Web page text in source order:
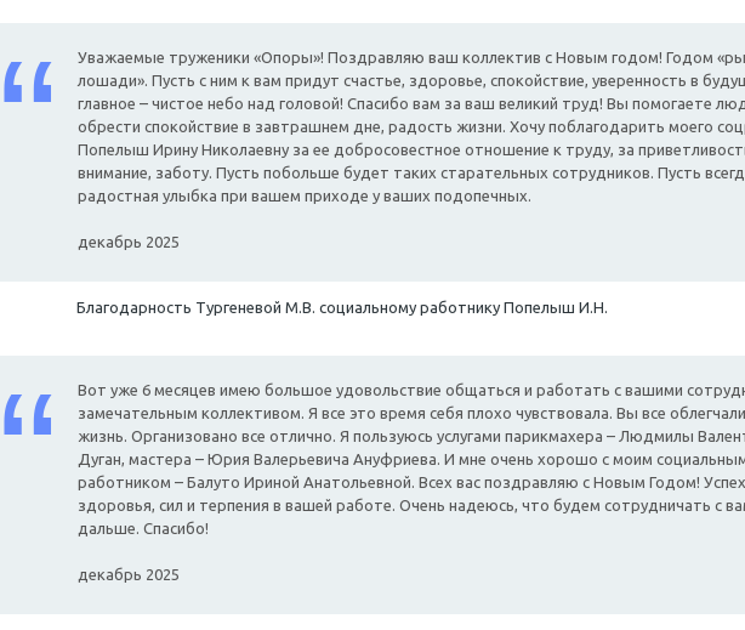
Уважаемые труженики «Опоры»! Поздравляю ваш коллектив с Новым годом! Годом
лошади». Пусть с ним к вам придут счастье, здоровье, спокойствие, уверенность в
главное – чистое небо над головой! Спасибо вам за ваш великий труд! Вы помогаете
обрести спокойствие в завтрашнем дне, радость жизни. Хочу поблагодарить моего
Попелыш Ирину Николаевну за ее добросовестное отношение к труду, за
внимание, заботу. Пусть побольше будет таких старательных сотрудников. Пусть
радостная улыбка при вашем приходе у ваших подопечных.
декабрь 2025
Благодарность Тургеневой М.В. социальному работнику Попелыш И.Н.
Вот уже 6 месяцев имею большое удовольствие общаться и работать с вашими
замечательным коллективом. Я все это время себя плохо чувствовала. Вы все
жизнь. Организовано все отлично. Я пользуюсь услугами парикмахера – Людмилы
Дуган, мастера – Юрия Валерьевича Ануфриева. И мне очень хорошо с моим
работником – Балуто Ириной Анатольевной. Всех вас поздравляю с Новым Годом!
здоровья, сил и терпения в вашей работе. Очень надеюсь, что будем сотрудничать с
дальше. Спасибо!
декабрь 2025